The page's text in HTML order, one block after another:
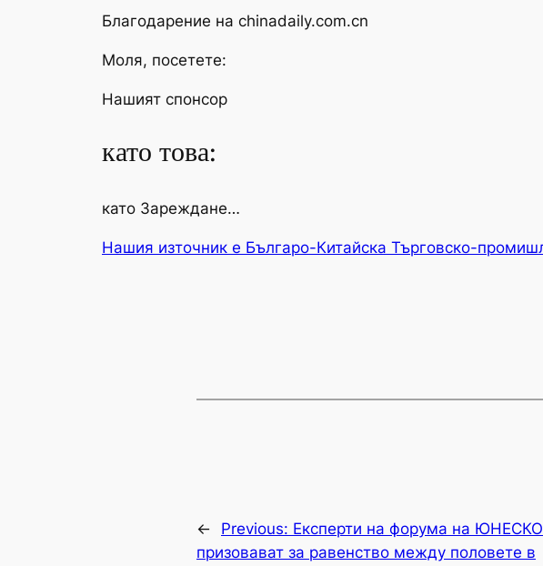
Благодарение на chinadaily.com.cn
Моля, посетете:
Нашият спонсор
като това:
като Зареждане…
Нашия източник е Българо-Китайска Търговско-
← Previous: Експерти на форума на ЮНЕСКО
призовават за равенство между половете в